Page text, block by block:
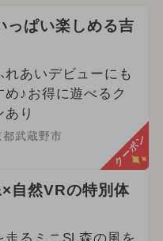
っぱい楽しめる吉
れあいデビューにも
め♪お得に遊べるク
あり
都武蔵野市 クーポン
自然VRの特別体
走るミニSL森の風を